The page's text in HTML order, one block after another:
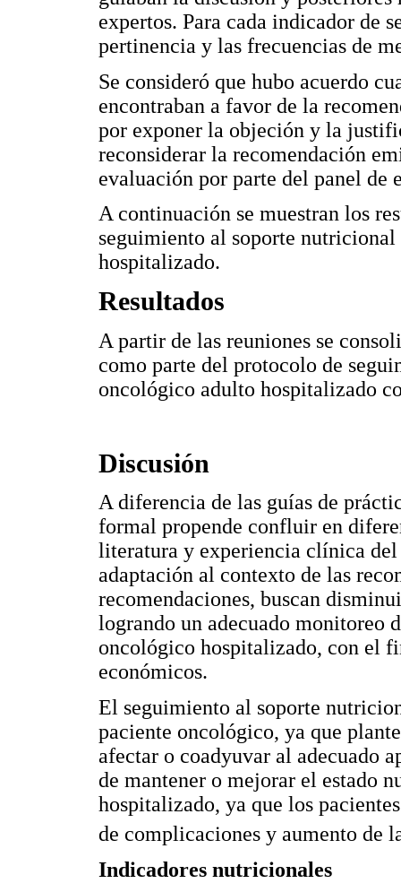
expertos. Para cada indicador de
pertinencia y las frecuencias de
Se consideró que hubo acuerdo
encontraban a favor de la
por exponer la objeción y la
reconsiderar la recomendación
evaluación por parte del panel de
A continuación se muestran los
seguimiento al soporte
hospitalizado.
Resultados
A partir de las reuniones se
como parte del protocolo de
oncológico adulto hospitalizado
Discusión
A diferencia de las guías de
formal propende confluir en
literatura y experiencia clínica
adaptación al contexto de las
recomendaciones, buscan
logrando un adecuado monitoreo
oncológico hospitalizado, con el
económicos.
El seguimiento al soporte
paciente oncológico, ya que
afectar o coadyuvar al adecuado
de mantener o mejorar el estado
hospitalizado, ya que los
de complicaciones y aumento de
Indicadores nutricionales